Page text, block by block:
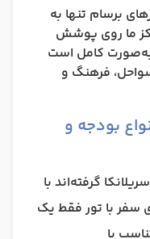
برسام تنها به
ما روی پوشش
به‌صورت کامل است
فرهنگ و
بودجه و
گرفته‌اند با
سفر با تور فقط یک
با